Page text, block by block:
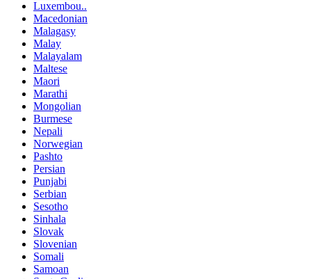
Luxembou..
Macedonian
Malagasy
Malay
Malayalam
Maltese
Maori
Marathi
Mongolian
Burmese
Nepali
Norwegian
Pashto
Persian
Punjabi
Serbian
Sesotho
Sinhala
Slovak
Slovenian
Somali
Samoan